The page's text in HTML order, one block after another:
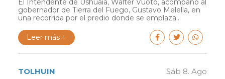
El Intendente de Ushuaia, Walter Vuoto, acompañó al
gobernador de Tierra del Fuego, Gustavo Melella, en
una recorrida por el predio donde se emplaza...
Leer más +
TOLHUIN Sáb 8. Ago